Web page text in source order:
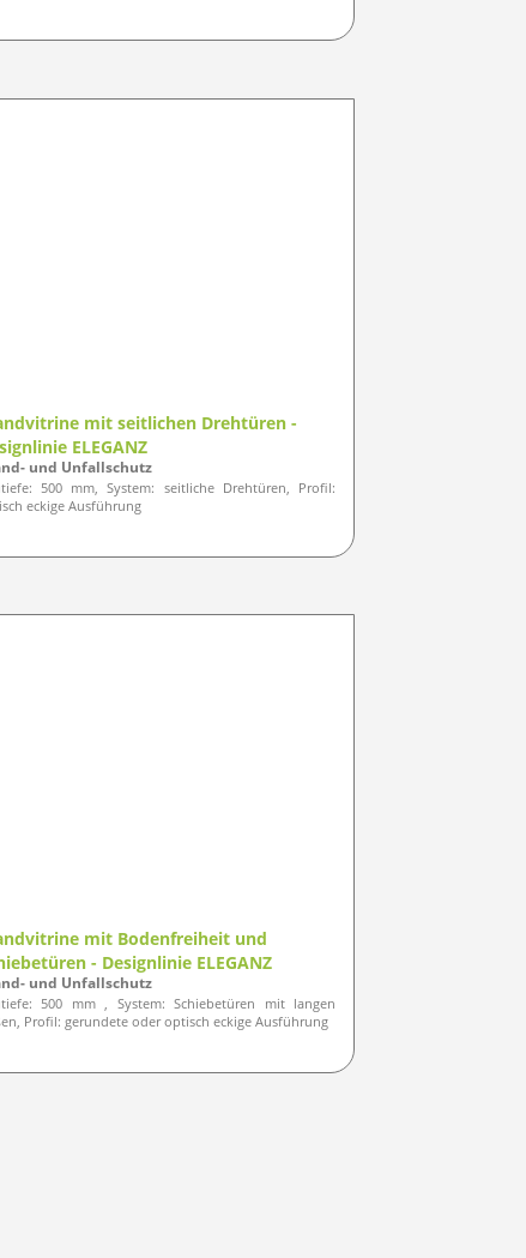
mit seitlichen Drehtüren -
ELEGANZ
und Unfallschutz
500 mm, System: seitliche Drehtüren, Profil:
eckige Ausführung
mit Bodenfreiheit und
- Designlinie ELEGANZ
und Unfallschutz
500 mm , System: Schiebetüren mit langen
Profil: gerundete oder optisch eckige Ausführung